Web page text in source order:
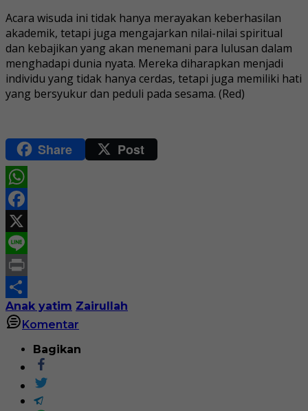
Acara wisuda ini tidak hanya merayakan keberhasilan
akademik, tetapi juga mengajarkan nilai-nilai spiritual
dan kebajikan yang akan menemani para lulusan dalam
menghadapi dunia nyata. Mereka diharapkan menjadi
individu yang tidak hanya cerdas, tetapi juga memiliki hati
yang bersyukur dan peduli pada sesama. (Red)
Share Post
WhatsApp
Facebook
X
Line
Print
Share
Anak yatim Zairullah
Komentar
Bagikan